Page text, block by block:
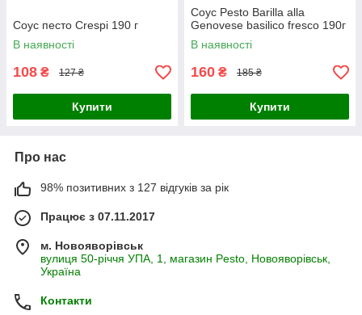
Соус песто Crespi 190 г
В наявності
108 ₴ 127 ₴
Купити
Соус Pesto Barilla alla
Genovese basilico fresco 190г
В наявності
160 ₴ 185 ₴
Купити
Про нас
98% позитивних з 127 відгуків за рік
Працює з 07.11.2017
м. Новояворівськ
вулиця 50-річчя УПА, 1, магазин Pesto, Новояворівськ,
Україна
Контакти